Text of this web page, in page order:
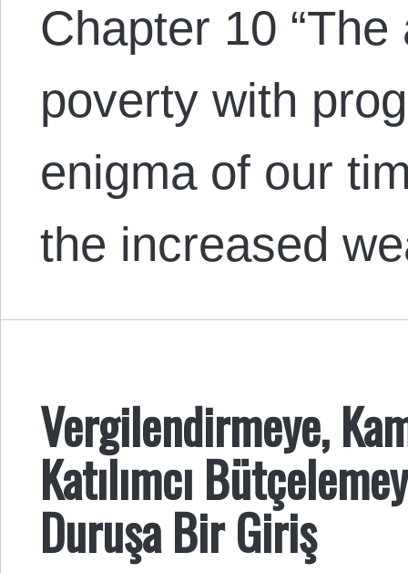
Chapter 10
poverty with
enigma of our
the increased
Vergilendirmeye,
Katılımcı
Duruşa Bir Giriş